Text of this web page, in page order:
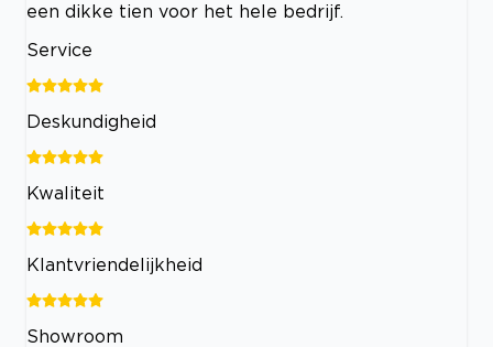
een dikke tien voor het hele bedrijf.
Service
Deskundigheid
Kwaliteit
Klantvriendelijkheid
Showroom